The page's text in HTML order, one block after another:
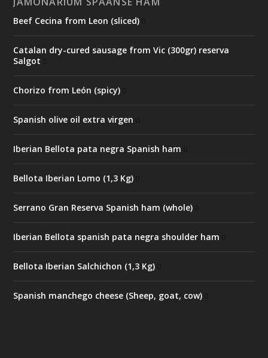
Beef Cecina from Leon (sliced)
Catalan dry-cured sausage from Vic (300gr) reserva
Salgot
Chorizo from León (spicy)
Spanish olive oil extra virgen
Iberian Bellota pata negra Spanish ham
Bellota Iberian Lomo (1,3 Kg)
Serrano Gran Reserva Spanish ham (whole)
Iberian Bellota spanish pata negra shoulder ham
Bellota Iberian Salchichon (1,3 Kg)
Spanish manchego cheese (Sheep, goat, cow)